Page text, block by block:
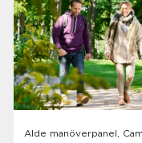
Alde manöverpanel,